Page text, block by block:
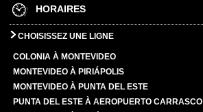
HORAIRES
CHOISISSEZ UNE LIGNE
COLONIA À MONTEVIDEO
MONTEVIDEO À PIRIÁPOLIS
MONTEVIDEO À PUNTA DEL ESTE
PUNTA DEL ESTE À AEROPUERTO CARRASCO